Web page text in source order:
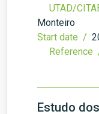
UTAD/
Monteiro
Start date /
Reference
Estudo